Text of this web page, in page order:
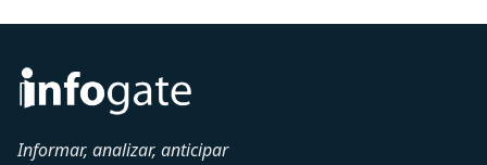
Informar, analizar, anticipar